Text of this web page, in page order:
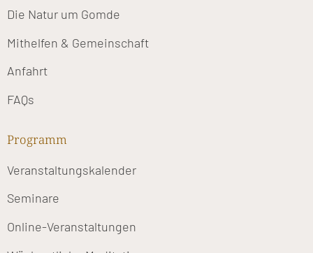
Die Natur um Gomde
Mithelfen & Gemeinschaft
Anfahrt
FAQs
Programm
Veranstaltungskalender
Seminare
Online-Veranstaltungen